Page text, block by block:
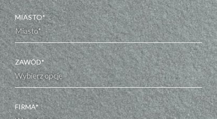
MIASTO*
ZAWÓD*
FIRMA*